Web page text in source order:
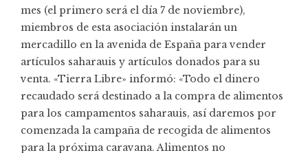
mes (el primero será el día 7 de noviembre),
miembros de esta asociación instalarán un
mercadillo en la avenida de España para vender
artículos saharauis y artículos donados para su
venta. «Tierra Libre» informó: «Todo el dinero
recaudado será destinado a la compra de alimentos
para los campamentos saharauis, así daremos por
comenzada la campaña de recogida de alimentos
para la próxima caravana. Alimentos no